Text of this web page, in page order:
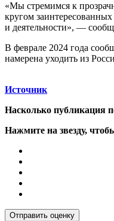
«Мы стремимся к
кругом
и деятельности», —
В феврале 2024 года
намерена уходить из
Источник
Насколько публикация
Нажмите на звезду,
Отправить оценку